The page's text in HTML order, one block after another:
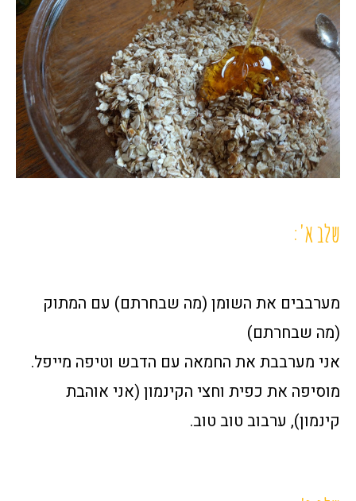
שלב א':
מערבבים את השומן (מה שבחרתם) עם המתוק
(מה שבחרתם)
אני מערבבת את החמאה עם הדבש וטיפה מייפל.
מוסיפה את כפית וחצי הקינמון (אני אוהבת
קינמון), ערבוב טוב טוב.